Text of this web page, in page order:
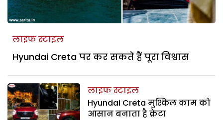
लाइफ स्टाइल
Hyundai Creta पर कर सकते हैं पूरा विश्वास
लाइफ स्टाइल
Hyundai Creta मुश्किल काम को
आसान बनाता है क्रेटा